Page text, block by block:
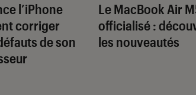
l’iPhone
corriger
de son
Le MacBook Air
officialisé :
les nouveautés